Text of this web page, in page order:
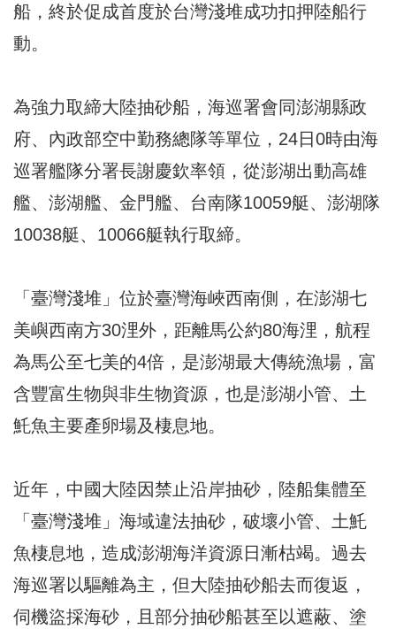
船，終於促成首度於台灣淺堆成功扣押陸船行
動。
為強力取締大陸抽砂船，海巡署會同澎湖縣政
府、內政部空中勤務總隊等單位，24日0時由海
巡署艦隊分署長謝慶欽率領，從澎湖出動高雄
艦、澎湖艦、金門艦、台南隊10059艇、澎湖隊
10038艇、10066艇執行取締。
「臺灣淺堆」位於臺灣海峽西南側，在澎湖七
美嶼西南方30浬外，距離馬公約80海浬，航程
為馬公至七美的4倍，是澎湖最大傳統漁場，富
含豐富生物與非生物資源，也是澎湖小管、土
魠魚主要產卵場及棲息地。
近年，中國大陸因禁止沿岸抽砂，陸船集體至
「臺灣淺堆」海域違法抽砂，破壞小管、土魠
魚棲息地，造成澎湖海洋資源日漸枯竭。過去
海巡署以驅離為主，但大陸抽砂船去而復返，
伺機盜採海砂，且部分抽砂船甚至以遮蔽、塗